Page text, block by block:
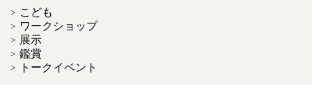
こども
ワークショップ
展示
鑑賞
トークイベント